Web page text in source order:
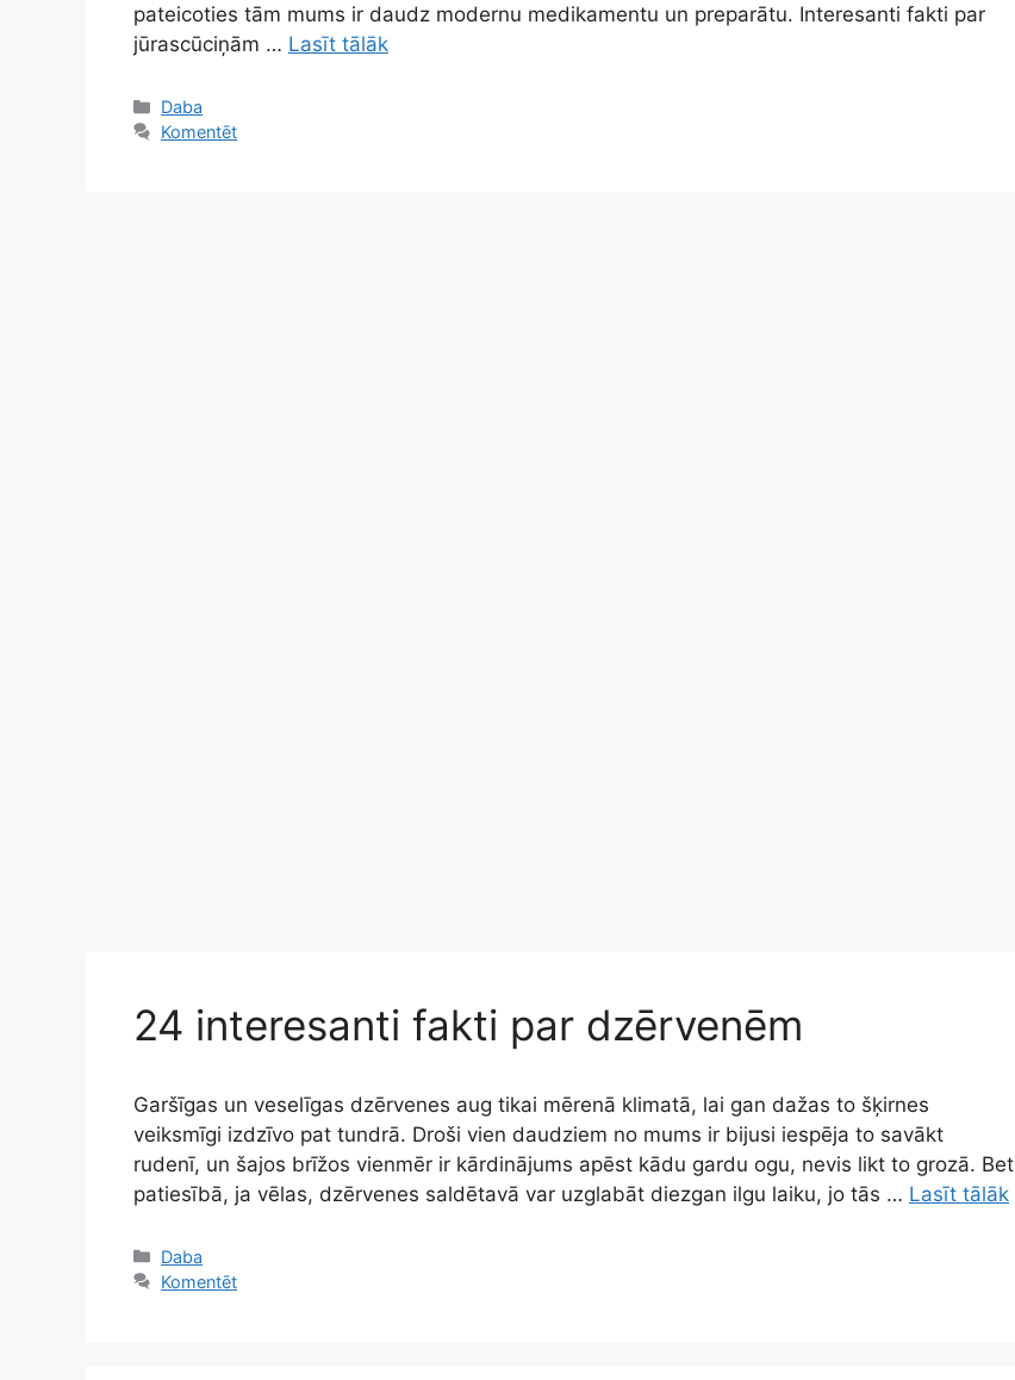
pateicoties tām mums ir daudz modernu medikamentu un preparātu. Interesanti fakti par
jūrascūciņām … Lasīt tālāk
Kategorijas
Daba
Komentēt
24 interesanti fakti par dzērvenēm
Garšīgas un veselīgas dzērvenes aug tikai mērenā klimatā, lai gan dažas to šķirnes
veiksmīgi izdzīvo pat tundrā. Droši vien daudziem no mums ir bijusi iespēja to savākt
rudenī, un šajos brīžos vienmēr ir kārdinājums apēst kādu gardu ogu, nevis likt to grozā. Bet
patiesībā, ja vēlas, dzērvenes saldētavā var uzglabāt diezgan ilgu laiku, jo tās … Lasīt tālāk
Kategorijas
Daba
Komentēt